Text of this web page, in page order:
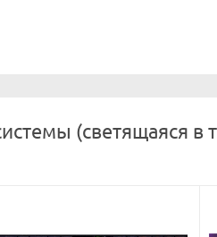
(светящаяся в